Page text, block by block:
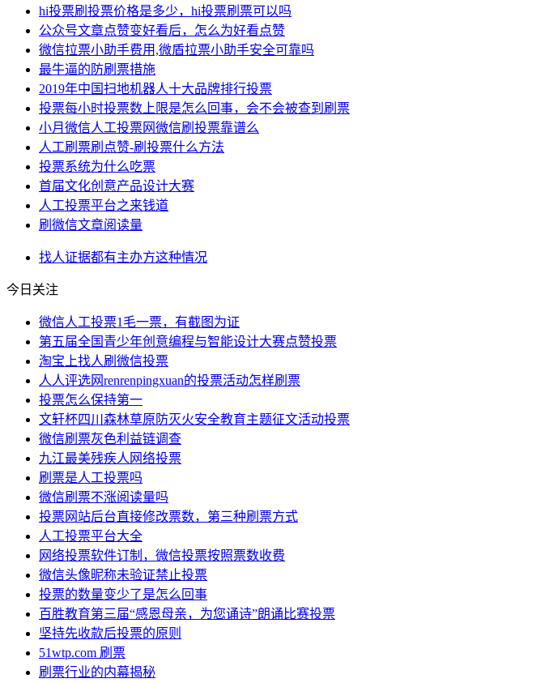
hi投票刷投票价格是多少，hi投票刷票可以吗
公众号文章点赞变好看后，怎么为好看点赞
微信拉票小助手费用,微盾拉票小助手安全可靠吗
最牛逼的防刷票措施
2019年中国扫地机器人十大品牌排行投票
投票每小时投票数上限是怎么回事，会不会被查到刷票
小月微信人工投票网微信刷投票靠谱么
人工刷票刷点赞-刷投票什么方法
投票系统为什么吃票
首届文化创意产品设计大赛
人工投票平台之来钱道
刷微信文章阅读量
找人证据都有主办方这种情况
今日关注
微信人工投票1毛一票，有截图为证
第五届全国青少年创意编程与智能设计大赛点赞投票
淘宝上找人刷微信投票
人人评选网renrenpingxuan的投票活动怎样刷票
投票怎么保持第一
文轩杯四川森林草原防灭火安全教育主题征文活动投票
微信刷票灰色利益链调查
九江最美残疾人网络投票
刷票是人工投票吗
微信刷票不涨阅读量吗
投票网站后台直接修改票数，第三种刷票方式
人工投票平台大全
网络投票软件订制，微信投票按照票数收费
微信头像昵称未验证禁止投票
投票的数量变少了是怎么回事
百胜教育第三届“感恩母亲，为您诵诗”朗诵比赛投票
坚持先收款后投票的原则
51wtp.com 刷票
刷票行业的内幕揭秘